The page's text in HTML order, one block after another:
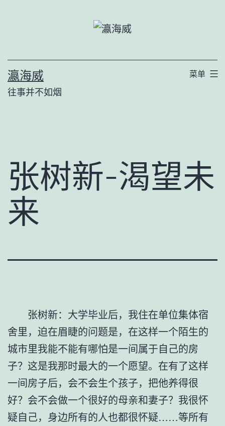
容
瀛海威
往事并不如烟
菜单
张树新-渴望未
来
张树新：大学毕业后，我住在单位集体宿
舍里，迫在眉睫的问题是，在这样一个陌生的
城市里我能不能有哪怕是一间属于自己的房
子？这是我那时最大的一个愿望。在有了这样
一间房子后，会不会生个孩子，把他养得很
好？会不会做一个很好的母亲和妻子？我很怀
疑自己，身边所有的人也都很怀疑……等所有